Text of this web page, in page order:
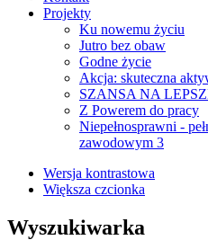
Projekty
Ku nowemu życiu
Jutro bez obaw
Godne życie
Akcja: skuteczna
SZANSA NA
Z Powerem do pracy
Niepełnosprawni -
zawodowym 3
Wersja kontrastowa
Większa czcionka
Wyszukiwarka